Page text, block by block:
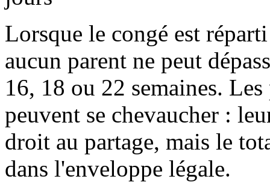
Lorsque le congé est
aucun parent ne peut
16, 18 ou 22 semaines.
peuvent se chevaucher :
droit au partage, mais le
dans l'enveloppe légale.